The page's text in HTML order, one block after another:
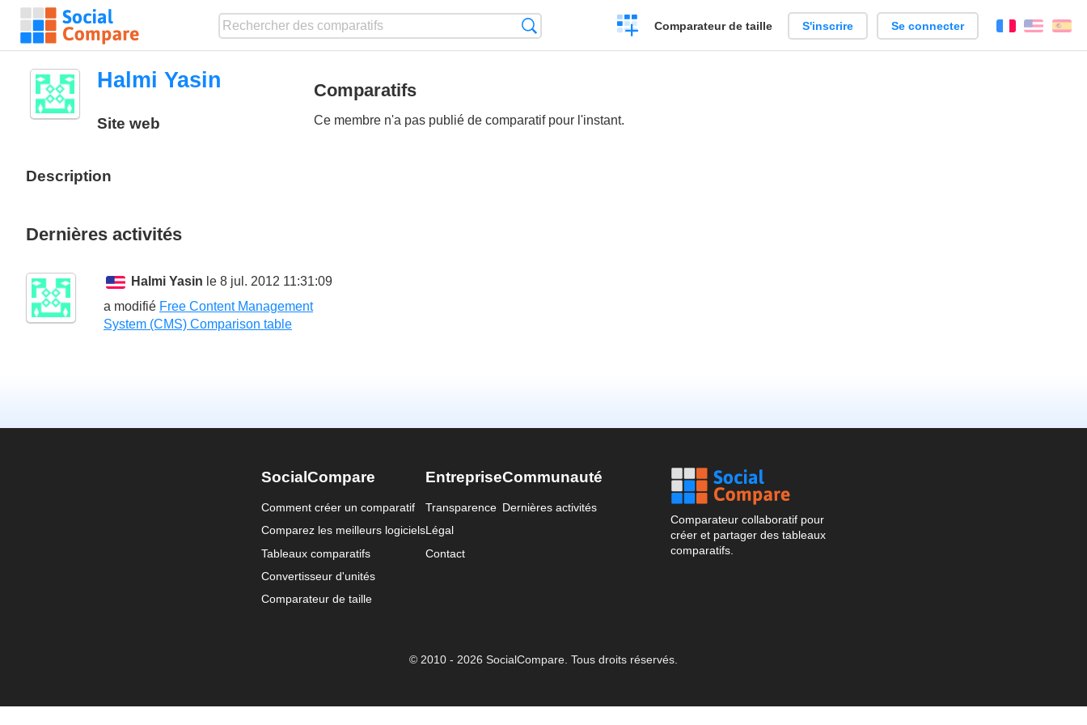
Créer
un
Comparateur de taille S'inscrire Se connecter FrançaisEnglish
Halmi Yasin
Site web
Description
Comparatifs
Ce membre n'a pas publié de comparatif pour l'instant.
Dernières activités
Halmi Yasin le 8 jul. 2012 11:31:09
a modifié Free Content Management
System (CMS) Comparison table
SocialCompare
Comment créer un comparatif
Comparez les meilleurs logiciels
Tableaux comparatifs
Convertisseur d'unités
Comparateur de taille
Entreprise
Transparence
Légal
Contact
Communauté
Dernières activités
Comparateur collaboratif pour
créer et partager des tableaux
comparatifs.
© 2010 - 2026 SocialCompare. Tous droits réservés.